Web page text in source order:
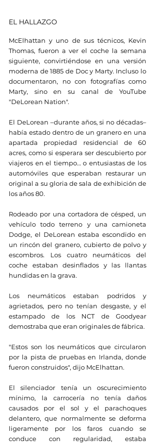
EL HALLAZGO
McElhattan y uno de sus técnicos, Kevin
Thomas, fueron a ver el coche la semana
siguiente, convirtiéndose en una versión
moderna de 1885 de Doc y Marty. Incluso lo
documentaron, no con fotografías como
Marty, sino en su canal de YouTube
"DeLorean Nation".
El DeLorean –durante años, si no décadas–
había estado dentro de un granero en una
apartada propiedad residencial de 60
acres, como si esperara ser descubierto por
viajeros en el tiempo… o entusiastas de los
automóviles que esperaban restaurar un
original a su gloria de sala de exhibición de
los años 80.
Rodeado por una cortadora de césped, un
vehículo todo terreno y una camioneta
Dodge, el DeLorean estaba escondido en
un rincón del granero, cubierto de polvo y
escombros. Los cuatro neumáticos del
coche estaban desinflados y las llantas
hundidas en la grava.
Los neumáticos estaban podridos y
agrietados, pero no tenían desgaste, y el
estampado de los NCT de Goodyear
demostraba que eran originales de fábrica.
"Estos son los neumáticos que circularon
por la pista de pruebas en Irlanda, donde
fueron construidos", dijo McElhattan.
El silenciador tenía un oscurecimiento
mínimo, la carrocería no tenía daños
causados por el sol y el parachoques
delantero, que normalmente se deforma
ligeramente por los faros cuando se
conduce con regularidad, estaba